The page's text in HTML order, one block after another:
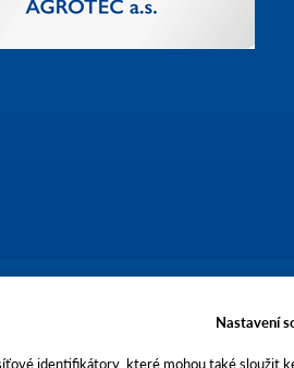
Brněnská 74, PSČ 69301, IČO
AGROTEC a.s. je členem koncernu
Nastavení
identifikátory, které mohou také sloužit